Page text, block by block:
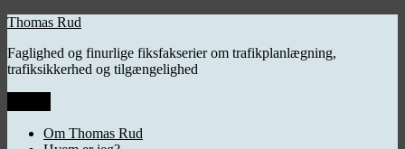
Videre
indhold
Thomas Rud
Faglighed og finurlige fiksfakserier om trafikplanlægning,
trafiksikkerhed og tilgængelighed
Om Thomas Rud